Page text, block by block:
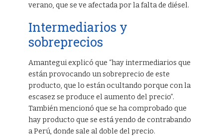
verano, que se ve afectada por la falta de diésel.
Intermediarios y
sobreprecios
Amantegui explicó que “hay intermediarios que
están provocando un sobreprecio de este
producto, que lo están ocultando porque con la
escasez se produce el aumento del precio”.
También mencionó que se ha comprobado que
hay producto que se está yendo de contrabando
a Perú, donde sale al doble del precio.